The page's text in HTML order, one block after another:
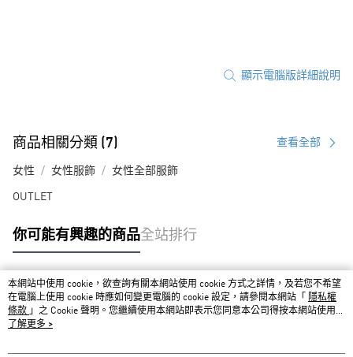
顯示電腦版詳細說明
商品相關分類 (7) 查看全部
女性 女性服飾 女性全部服飾
OUTLET
你可能有興趣的商品全站排行
熱門標籤
本網站中使用 cookie，欲查詢有關本網站使用 cookie 方式之詳情，及若您不希望
在電腦上使用 cookie 時應如何變更電腦的 cookie 設定，請參閱本網站「
隱私權
條款 」之 Cookie 聲明。您繼續使用本網站即表示您同意本公司得按本網站使用條
款之 Cookie 聲明使用 cookie。
了解更多 >